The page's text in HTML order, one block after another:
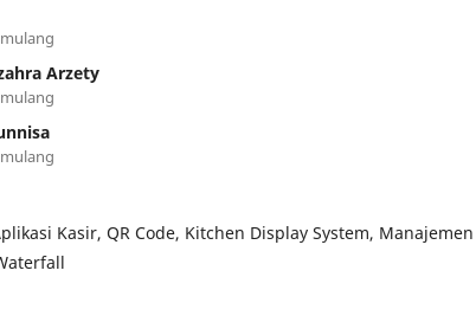
Arzety
Kasir, QR Code, Kitchen Display System, Manajemen